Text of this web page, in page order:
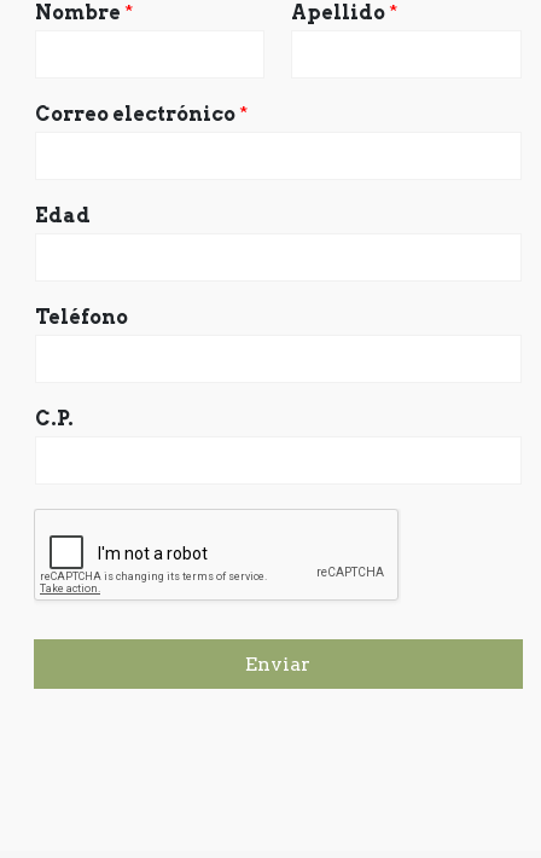
Nombre * Apellido *
Correo electrónico *
Edad
Teléfono
C.P.
Enviar